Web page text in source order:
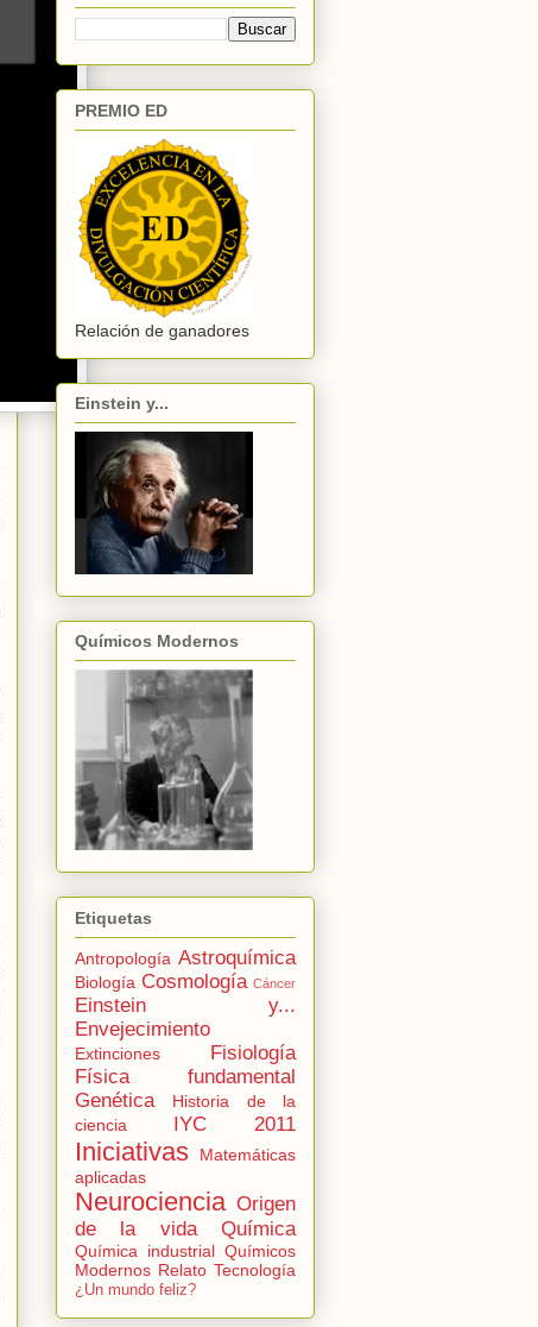
PREMIO ED
Relación de ganadores
Einstein y...
Químicos Modernos
Etiquetas
Antropología Astroquímica
Biología Cosmología Cáncer
Einstein y...
Envejecimiento
Extinciones
Fisiología
Física fundamental
Genética
Historia de la
ciencia
IYC 2011
Iniciativas
Matemáticas
aplicadas
Neurociencia Origen
de la vida
Química
Química industrial Químicos
Modernos Relato Tecnología
¿Un mundo feliz?